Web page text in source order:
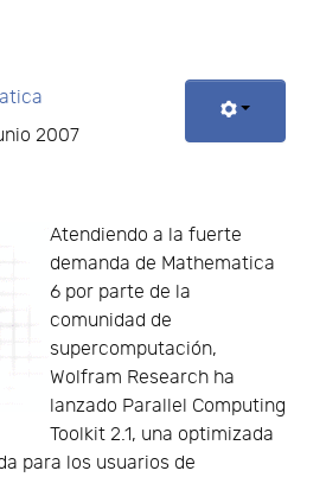
2007
Atendiendo a la fuerte
demanda de Mathematica
6 por parte de la
comunidad de
supercomputación,
Wolfram Research ha
lanzado Parallel Computing
Toolkit 2.1, una optimizada
para los usuarios de